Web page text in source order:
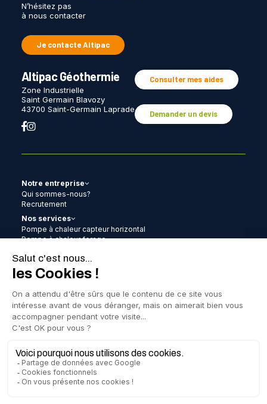
N’hésitez pas
à nous contacter
Je contacte Altipac
Altipac Géothermie
Zone Industrielle
Saint Germain Blavozy
43700 Saint-Germain Laprade
Consulter mes aides
Demander un devis
Notre entreprise
Qui sommes-nous?
Recrutement
Nos services
Pompe à chaleur capteur horizontal
Pompe à chaleur forage
Pompe à chaleur clim
Photovoltaïque
Remplacement gaz-gaz / gaz-eau
Contrat d’entretien
Les aides
Nos réalisations
FAQ